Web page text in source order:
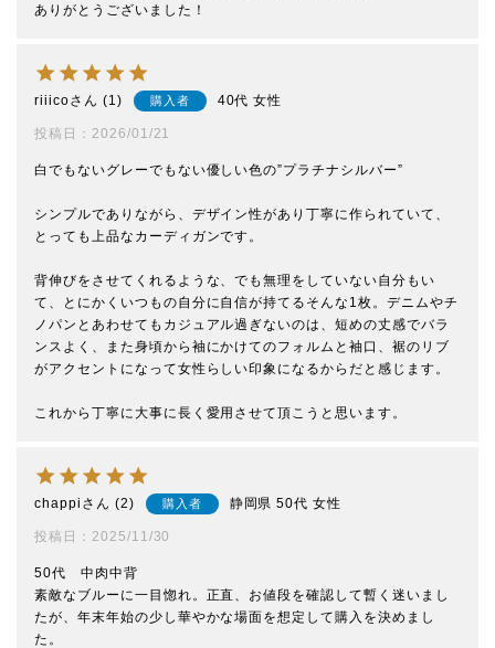
ありがとうございました！
riiico 1 購入者 40代 女性
投稿日 2026/01/21
白でもないグレーでもない優しい色の”プラチナシルバー”
シンプルでありながら、デザイン性があり丁寧に作られていて、
とっても上品なカーディガンです。
背伸びをさせてくれるような、でも無理をしていない自分もい
て、とにかくいつもの自分に自信が持てるそんな1枚。デニムやチ
ノパンとあわせてもカジュアル過ぎないのは、短めの丈感でバラ
ンスよく、また身頃から袖にかけてのフォルムと袖口、裾のリブ
がアクセントになって女性らしい印象になるからだと感じます。
これから丁寧に大事に長く愛用させて頂こうと思います。
chappi 2 購入者 静岡県 50代 女性
投稿日 2025/11/30
50代　中肉中背
素敵なブルーに一目惚れ。正直、お値段を確認して暫く迷いまし
たが、年末年始の少し華やかな場面を想定して購入を決めまし
た。